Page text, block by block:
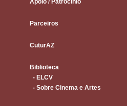
Apoio / Patrocínio
Parceiros
CuturAZ
Biblioteca
- ELCV
- Sobre Cinema e Artes